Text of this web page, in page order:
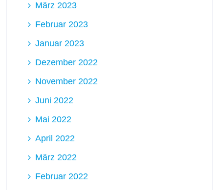
März 2023
Februar 2023
Januar 2023
Dezember 2022
November 2022
Juni 2022
Mai 2022
April 2022
März 2022
Februar 2022